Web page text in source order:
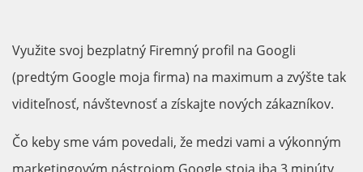
Využite svoj bezplatný Firemný profil na Googli
(predtým Google moja firma) na maximum a zvýšte tak
viditeľnosť, návštevnosť a získajte nových zákazníkov.
Čo keby sme vám povedali, že medzi vami a výkonným